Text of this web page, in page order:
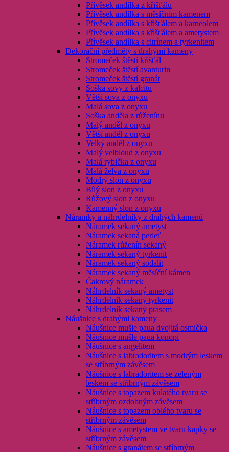
Přívěsek andílka z křišťálu
Přívěsek andílka s měsíčním kamenem
Přívěsek andílka s křišťálem a karneolem
Přívěsek andílka s křišťálem a ametystem
Přívěsek andílka s citrínem a tyrkenitem
Dekorační předměty s drahými kameny
Stromeček štěstí křišťál
Stromeček štěstí avanturin
Stromeček štěstí granát
Soška sovy z kalcitu
Větší sova z onyxu
Malá sova z onyxu
Soška anděla z růženínu
Malý anděl z onyxu
Větší anděl z onyxu
Velký anděl z onyxu
Malý velbloud z onyxu
Malá rybička z onyxu
Malá želva z onyxu
Modrý slon z onyxu
Bílý slon z onyxu
Růžový slon z onyxu
Kamenný slon z onyxu
Náramky a náhrdelníky z drahých kamenů
Náramek sekaný ametyst
Náramek sekaná perleť
Náramek růženín sekaný
Náramek sekaný tyrkenit
Náramek sekaný sodalit
Náramek sekaný měsíční kámen
Čakrový náramek
Náhrdelník sekaný ametyst
Náhrdelník sekaný tyrkenit
Náhrdelník sekaný prasem
Náušnice s drahými kameny
Náušnice mušle paua dvojitá osmička
Náušnice mušle paua konopí
Náušnice s angelitem
Náušnice s labradoritem s modrým leskem
se stříbrným závěsem
Náušnice s labradoritem se zeleným
leskem se stříbrným závěsem
Náušnice s topazem kulatého tvaru se
stříbrným ozdobným závěsem
Náušnice s topazem oblého tvaru se
stříbrným závěsem
Náušnice s ametystem ve tvaru kapky se
stříbrným závěsem
Náušnice s granátem se stříbrným